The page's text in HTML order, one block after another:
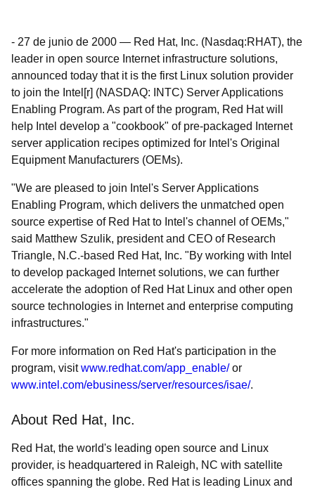
- 27 de junio de 2000 — Red Hat, Inc. (Nasdaq:RHAT), the
leader in open source Internet infrastructure solutions,
announced today that it is the first Linux solution provider
to join the Intel[r] (NASDAQ: INTC) Server Applications
Enabling Program. As part of the program, Red Hat will
help Intel develop a "cookbook" of pre-packaged Internet
server application recipes optimized for Intel's Original
Equipment Manufacturers (OEMs).
"We are pleased to join Intel's Server Applications
Enabling Program, which delivers the unmatched open
source expertise of Red Hat to Intel's channel of OEMs,"
said Matthew Szulik, president and CEO of Research
Triangle, N.C.-based Red Hat, Inc. "By working with Intel
to develop packaged Internet solutions, we can further
accelerate the adoption of Red Hat Linux and other open
source technologies in Internet and enterprise computing
infrastructures."
For more information on Red Hat's participation in the
program, visitwww.redhat.com/app_enable/or
www.intel.com/ebusiness/server/resources/isae/.
About Red Hat, Inc.
Red Hat, the world's leading open source and Linux
provider, is headquartered in Raleigh, NC with satellite
offices spanning the globe. Red Hat is leading Linux and